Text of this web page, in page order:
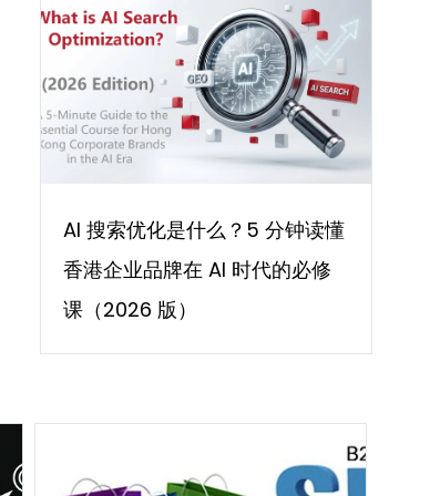
AI 搜索优化是什么？5 分钟读懂
香港企业品牌在 AI 时代的必修
课（2026 版）